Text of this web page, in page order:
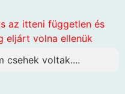
az itteni független és
eljárt volna ellenük
csehek voltak....